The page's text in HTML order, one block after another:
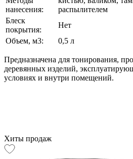
нанесения:
распылителем
Блеск
покрытия:
Нет
Объем, м3:
0,5 л
Предназначена для тонирования,
деревянных изделий,
условиях и внутри помещений.
Хиты продаж